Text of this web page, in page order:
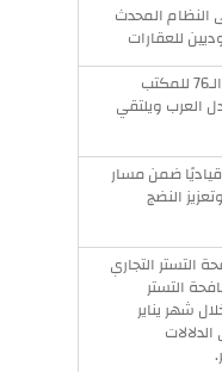
النظام المحدث
للعقارات
وزير العدل يترأس الاجتماع الـ76 للمكتب
العرب ويلتقي
12 تعيينًا قياديًا ضمن مسار
النضج
التستر التجاري
التستر
شهر يناير
الدلالات